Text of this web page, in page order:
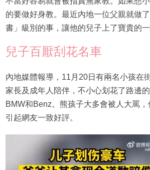
的要做好身教。最近內地一位父親就做
書」級別的事，讓他的兒子上了寶貴的一
兒子百厭刮花名車
內地媒體報導，11月20日有兩名小孩在
家長及成年人陪伴，不小心划花了路邊
BMW和Benz。熊孩子大多會被人大罵
引起網友一致好評。